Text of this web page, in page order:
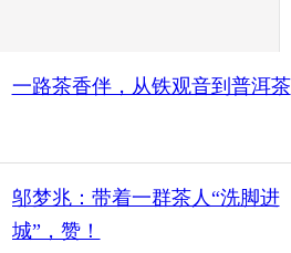
一路茶香伴，从铁观音到普洱茶
邬梦兆：带着一群茶人“洗脚进
城”，赞！